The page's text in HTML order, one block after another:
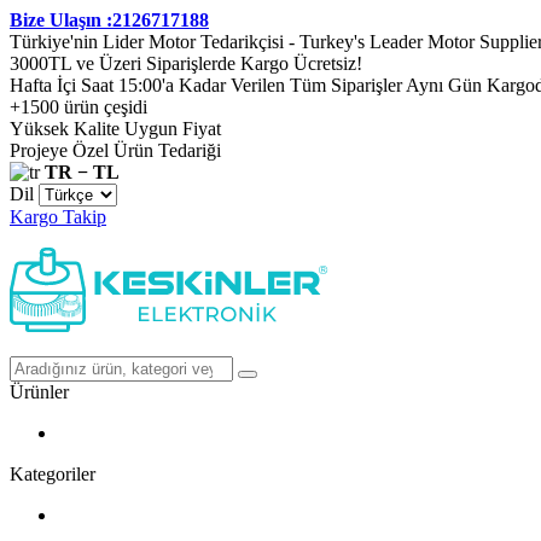
Bize Ulaşın :2126717188
Türkiye'nin Lider Motor Tedarikçisi - Turkey's Leader Motor
3000TL ve Üzeri Siparişlerde Kargo Ücretsiz!
Hafta İçi Saat 15:00'a Kadar Verilen Tüm Siparişler Aynı Gün
+1500 ürün çeşidi
Yüksek Kalite Uygun Fiyat
Projeye Özel Ürün Tedariği
TR − TL
Dil
Kargo Takip
Ürünler
Kategoriler